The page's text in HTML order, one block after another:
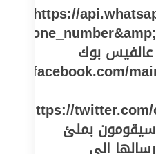
https://
عالفيس بوك
https://
بملئ
الى